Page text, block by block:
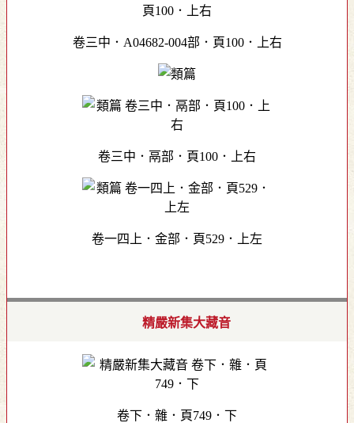
卷三中．A04682-004部．頁100．上右
卷三中．鬲部．頁100．上右
卷一四上．金部．頁529．上左
精嚴新集大藏音
卷下．雜．頁749．下